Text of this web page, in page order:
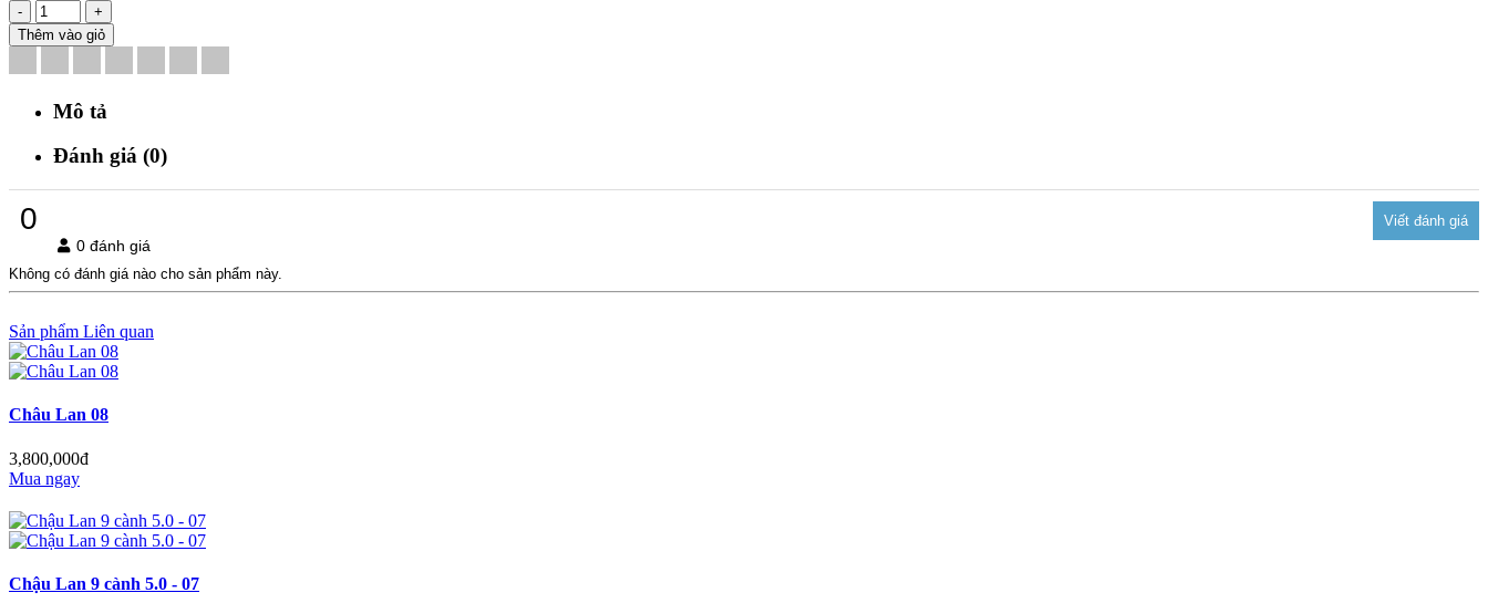
-
+
Thêm vào giỏ
Mô tả
Đánh giá (0)
0
0 đánh giá
Không có đánh giá nào cho sản phẩm này.
Sản phẩm Liên quan
Châu Lan 08
3,800,000đ
Mua ngay
Chậu Lan 9 cành 5.0 - 07